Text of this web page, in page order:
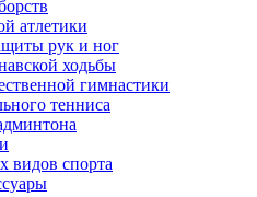
атлетики
рук и ног
ходьбы
гимнастики
тенниса
видов спорта